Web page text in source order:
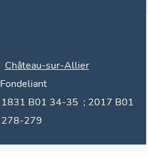
Château-sur-Allier
Fondeliant
1831 B01 34-35 ; 2017 B01
278-279